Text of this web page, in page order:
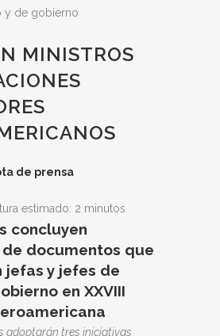
MINISTROS
de prensa
estimado: 2 minutos
concluyen
documentos que
jefas y jefes de
en XXVIII
adoptarán tres iniciativas